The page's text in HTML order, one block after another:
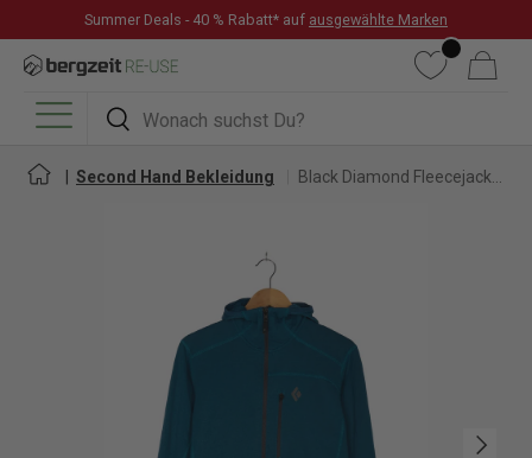
DIREKT ZUM INHALT
Summer Deals - 40 % Rabatt* auf ausgewählte Marken
Suchen
Suchen
WunschlisteWarenkorb
Menü
Second Hand Bekleidung
Nächste